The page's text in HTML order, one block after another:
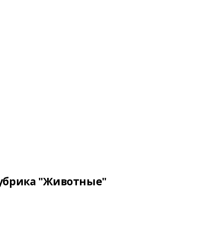
"Животные"